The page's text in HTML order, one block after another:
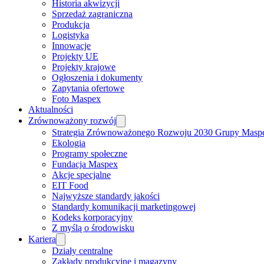
Historia akwizycji
Sprzedaż zagraniczna
Produkcja
Logistyka
Innowacje
Projekty UE
Projekty krajowe
Ogłoszenia i dokumenty
Zapytania ofertowe
Foto Maspex
Aktualności
Zrównoważony rozwój
Strategia Zrównoważonego Rozwoju 2030 Grupy
Ekologia
Programy społeczne
Fundacja Maspex
Akcje specjalne
EIT Food
Najwyższe standardy jakości
Standardy komunikacji marketingowej
Kodeks korporacyjny
Z myślą o środowisku
Kariera
Działy centralne
Zakłady produkcyjne i magazyny